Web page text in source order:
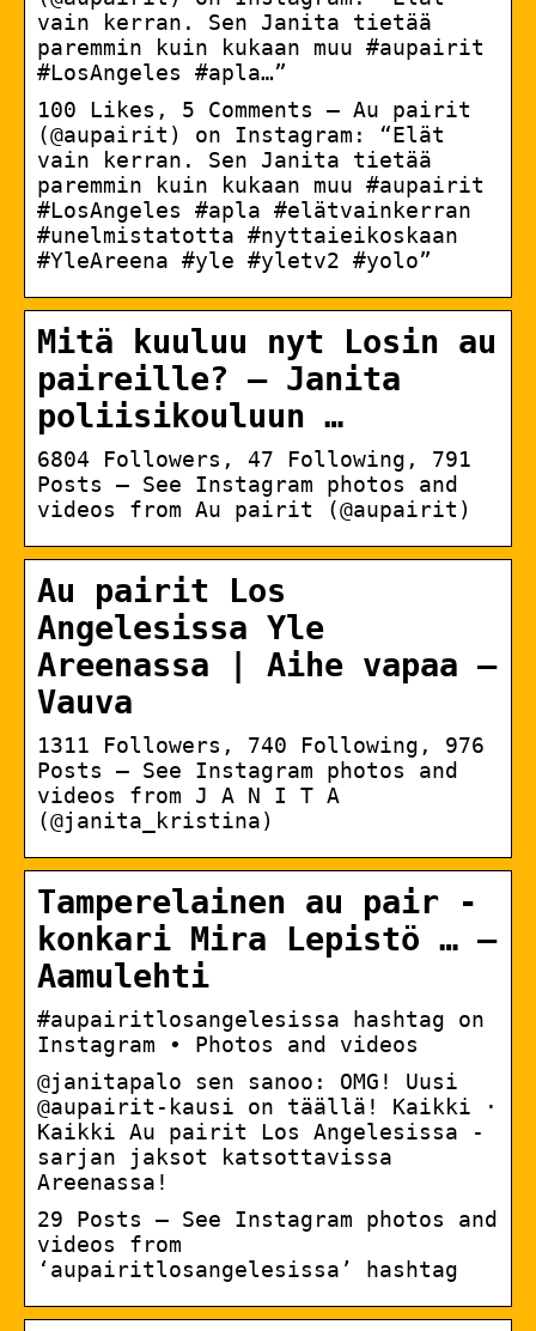
vain kerran. Sen Janita tietää
paremmin kuin kukaan muu #aupairit
#LosAngeles #apla…”
100 Likes, 5 Comments – Au pairit
(@aupairit) on Instagram: “Elät
vain kerran. Sen Janita tietää
paremmin kuin kukaan muu #aupairit
#LosAngeles #apla #elätvainkerran
#unelmistatotta #nyttaieikoskaan
#YleAreena #yle #yletv2 #yolo”
Mitä kuuluu nyt Losin au
paireille? – Janita
poliisikouluun …
6804 Followers, 47 Following, 791
Posts – See Instagram photos and
videos from Au pairit (@aupairit)
Au pairit Los
Angelesissa Yle
Areenassa | Aihe vapaa –
Vauva
1311 Followers, 740 Following, 976
Posts – See Instagram photos and
videos from J A N I T A
(@janita_kristina)
Tamperelainen au pair -
konkari Mira Lepistö … –
Aamulehti
#aupairitlosangelesissa hashtag on
Instagram • Photos and videos
@janitapalo sen sanoo: OMG! Uusi
@aupairit-kausi on täällä! Kaikki ·
Kaikki Au pairit Los Angelesissa -
sarjan jaksot katsottavissa
Areenassa!
29 Posts – See Instagram photos and
videos from
‘aupairitlosangelesissa’ hashtag